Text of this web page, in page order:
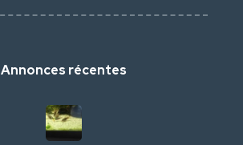
Annonces récentes